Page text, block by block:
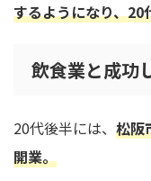
するようになり、20
飲食業と成功
20代後半には、 松阪
開業。